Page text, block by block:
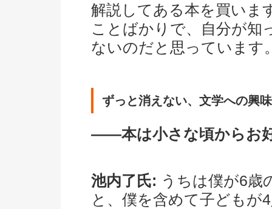
解説してある本を買いま
ことばかりで、自分が知
ないのだと思っています
ずっと消えない、文学への興味
――本は小さな頃からお
池内了氏: うちは僕が6歳
と、僕を含めて子どもが